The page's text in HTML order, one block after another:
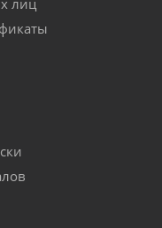
лиц